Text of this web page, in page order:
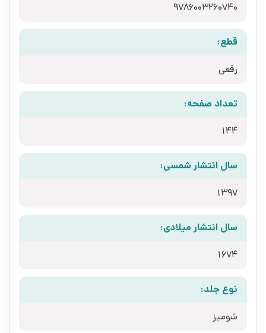
9786003260740
قطع:
رقعی
تعداد صفحه:
144
سال انتشار شمسی:
1397
سال انتشار میلادی:
1674
نوع جلد:
شومیز